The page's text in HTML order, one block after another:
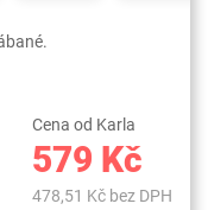
Cena od Karla
579 Kč
478,51 Kč bez DPH